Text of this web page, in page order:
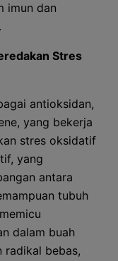
imun dan
Stres
antioksidan,
yang bekerja
stres oksidatif
yang
antara
tubuh
dalam buah
radikal bebas,